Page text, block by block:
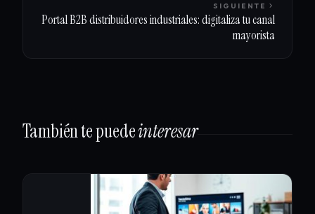
SIGUIENTE
Portal B2B distribuidores industriales: digitaliza tu canal
mayorista
También te puedeinteresar